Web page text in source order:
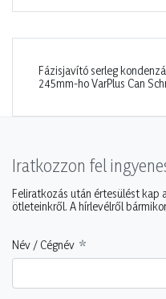
Fázisjavító serleg
245mm-ho VarPlus Can
Iratkozzon fel
Feliratkozás után értesülést kap
ötleteinkről. A hírlevélről
Név / Cégnév